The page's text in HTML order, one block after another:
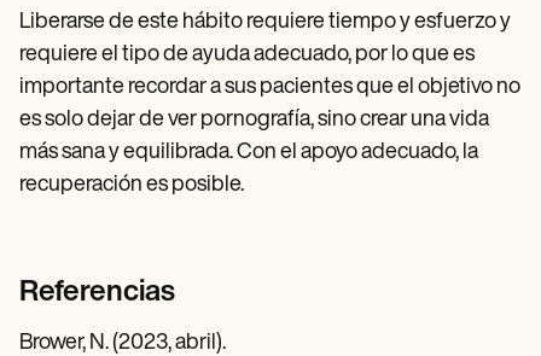
Liberarse de este hábito requiere tiempo y esfuerzo y
requiere el tipo de ayuda adecuado, por lo que es
importante recordar a sus pacientes que el objetivo no
es solo dejar de ver pornografía, sino crear una vida
más sana y equilibrada. Con el apoyo adecuado, la
recuperación es posible.
Referencias
Brower, N. (2023, abril).